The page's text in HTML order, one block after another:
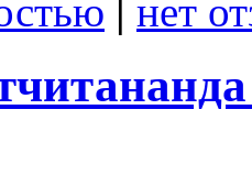
нет